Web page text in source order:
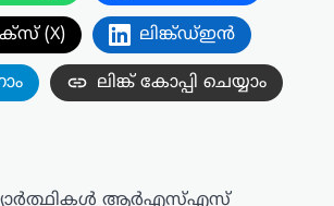
(X) ലിങ്ക്ഡ്ഇൻ
ലിങ്ക് കോപ്പി ചെയ്യാം
ആര്‍എസ്എസ്